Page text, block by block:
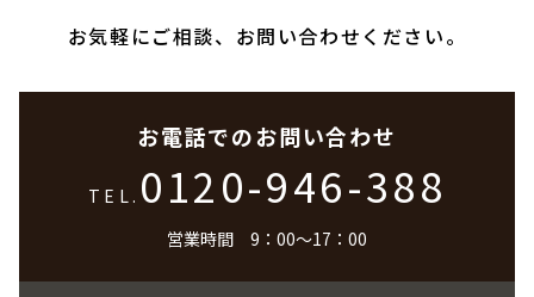
お気軽にご相談、お問い合わせください。
お電話でのお問い合わせ
TEL. 0120-946-388
営業時間 9：00～17：00